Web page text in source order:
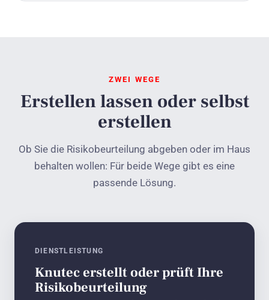
ZWEI WEGE
Erstellen lassen oder selbst
erstellen
Ob Sie die Risikobeurteilung abgeben oder im Haus
behalten wollen: Für beide Wege gibt es eine
passende Lösung.
DIENSTLEISTUNG
Knutec erstellt oder prüft Ihre
Risikobeurteilung